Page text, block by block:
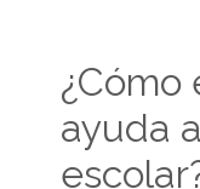
¿Cómo
ayuda